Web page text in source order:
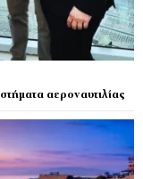
αεροναυτιλίας